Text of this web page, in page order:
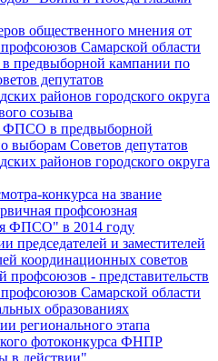
общественного мнения от
Самарской области
предвыборной кампании по
депутатов
районов городского округа
созыва
ФПСО в предвыборной
выборам Советов депутатов
районов городского округа
конкурса на звание
профсоюзная
ФПСО" в 2014 году
председателей и заместителей
координационных советов
профсоюзов - представительств
Самарской области
образованиях
регионального этапа
фотоконкурса ФНПР
в действии"